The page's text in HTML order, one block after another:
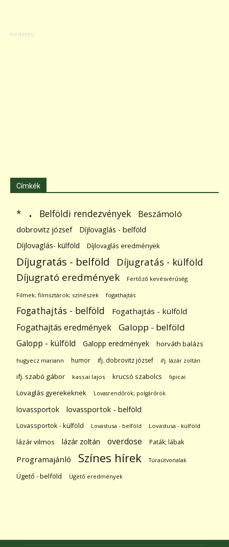
Címkék
* . Belföldi rendezvények Beszámoló
dobrovitz józsef
Díjlovaglás - belföld
Díjlovaglás- külföld
Díjlovaglás eredmények
Díjugratás - belföld Díjugratás - külföld
Díjugrató eredmények Fertőző kevésvérűség
Filmek; filmsztárok; színészek fogathajtás
Fogathajtás - belföld Fogathajtás - külföld
Fogathajtás eredmények Galopp - belföld
Galopp - külföld Galopp eredmények horváth balázs
hugyecz mariann humor ifj. dobrovitz józsef ifj. lázár zoltán
ifj. szabó gábor kassai lajos krucsó szabolcs lipicai
Lovaglás gyerekeknek Lovasrendőrök; polgárőrök
lovassportok lovassportok - belföld
Lovassportok - külföld Lovastusa - belföld Lovastusa - külföld
lázár vilmos lázár zoltán overdose Paták; lábak
Programajánló Színes hírek Túraútvonalak
Ügető - belföld Ügető eredmények